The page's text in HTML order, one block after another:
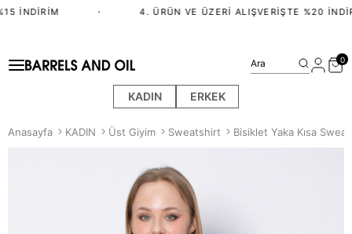
İNDIRIM 4. ÜRÜN VE ÜZERI ALIŞVERIŞTE %20
KADIN ERKEK
Ara 0
Anasayfa KADIN Üst Giyim Sweatshirt Bisiklet Yaka Kısa